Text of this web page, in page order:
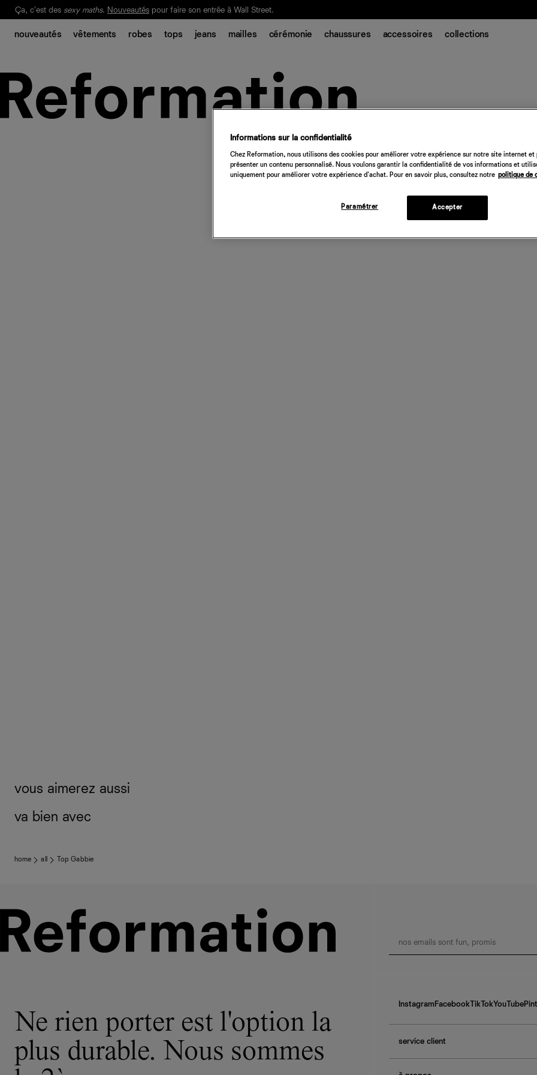
Notre Bilan Responsable 2025 est ici. Lisez-le
Ça, c'est des sexy maths. Nouveautés pour faire son entrée à Wall Street.
nouveautés vêtements robes tops jeans mailles cérémonie chaussures accessoires collections
vous aimerez aussi
va bien avec
home all Top Gabbie
Ne rien porter est l'option la
plus durable. Nous sommes
Instagram FacebookTikTokYouTube
service client
Informations sur la confidentialité
Chez Reformation, nous utilisons des cookies pour améliorer votre expérience sur notre site internet et
présenter un contenu personnalisé. Nous voulons garantir la confidentialité de vos informations et
uniquement pour améliorer votre expérience d'achat. Pour en savoir plus, consultez notre politique de
Paramétrer Accepter